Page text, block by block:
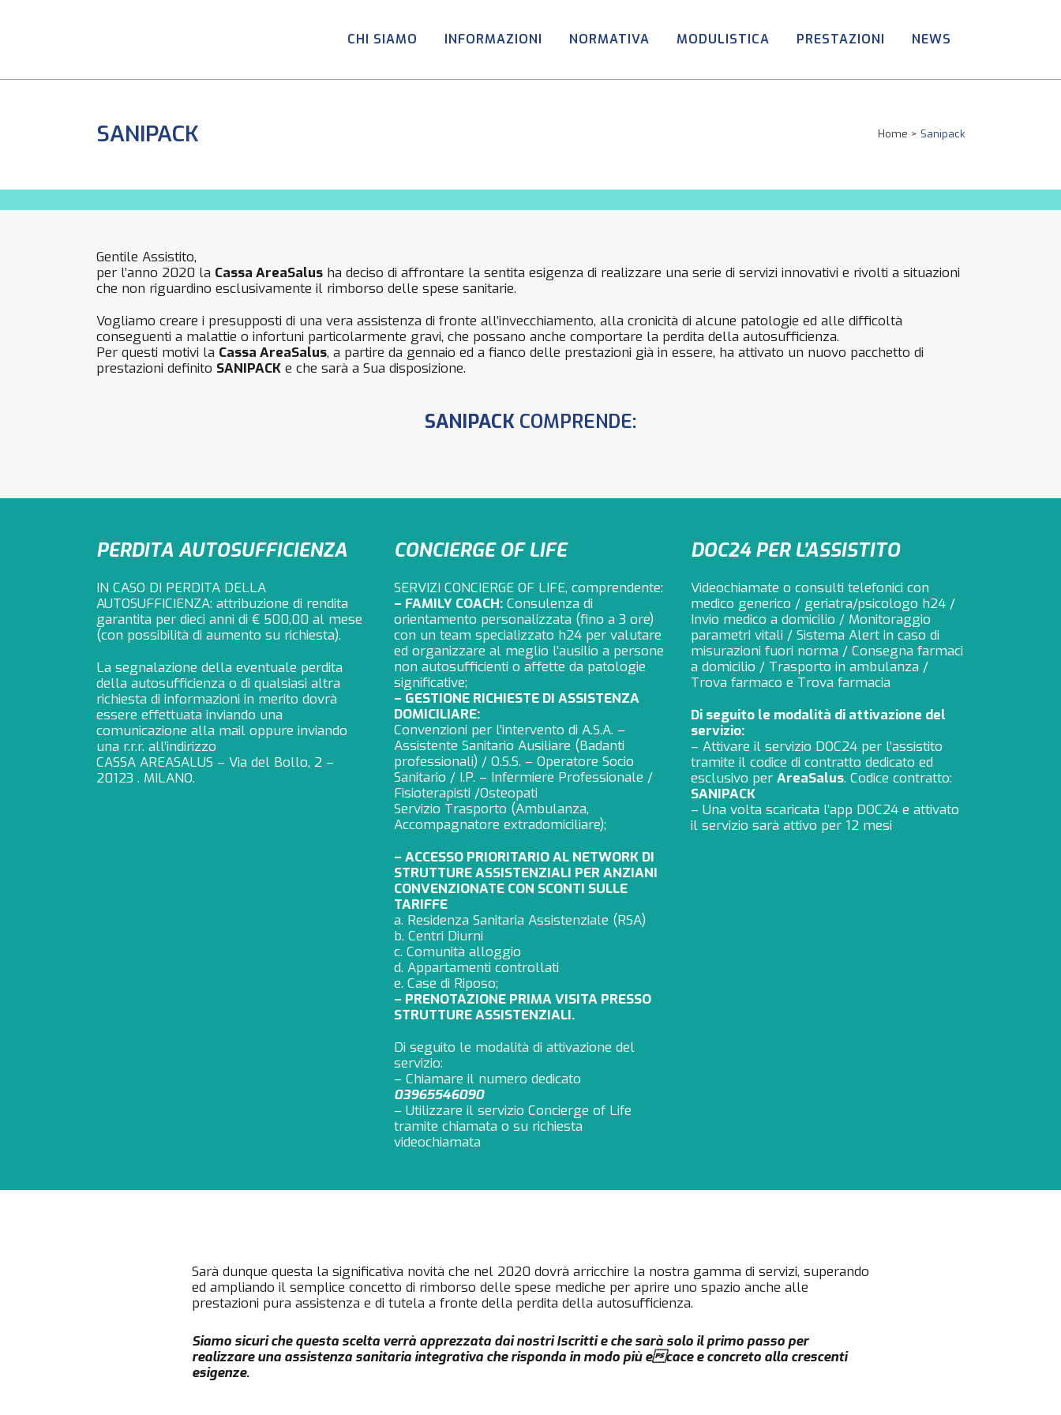
CHI SIAMO INFORMAZIONI NORMATIVA MODULISTICA PRESTAZIONI NEWS
SANIPACK Home > Sanipack
Gentile Assistito,
per l’anno 2020 la Cassa AreaSalus ha deciso di affrontare la sentita esigenza di realizzare una serie di servizi innovativi e rivolti a situazioni
che non riguardino esclusivamente il rimborso delle spese sanitarie.
Vogliamo creare i presupposti di una vera assistenza di fronte all’invecchiamento, alla cronicità di alcune patologie ed alle difficoltà
conseguenti a malattie o infortuni particolarmente gravi, che possano anche comportare la perdita della autosufficienza.
Per questi motivi la Cassa AreaSalus, a partire da gennaio ed a fianco delle prestazioni già in essere, ha attivato un nuovo pacchetto di
prestazioni definito SANIPACK e che sarà a Sua disposizione.
SANIPACK COMPRENDE:
PERDITA AUTOSUFFICIENZA
IN CASO DI PERDITA DELLA
AUTOSUFFICIENZA: attribuzione di rendita
garantita per dieci anni di € 500,00 al mese
(con possibilità di aumento su richiesta).
La segnalazione della eventuale perdita
della autosufficienza o di qualsiasi altra
richiesta di informazioni in merito dovrà
essere effettuata inviando una
comunicazione alla mail oppure inviando
una r.r.r. all’indirizzo
CASSA AREASALUS – Via del Bollo, 2 –
20123 . MILANO.
CONCIERGE OF LIFE
SERVIZI CONCIERGE OF LIFE, comprendente:
– FAMILY COACH:Consulenza di
orientamento personalizzata (fino a 3 ore)
con un team specializzato h24 per valutare
ed organizzare al meglio l’ausilio a persone
non autosufficienti o affette da patologie
significative;
– GESTIONE RICHIESTE DI ASSISTENZA
DOMICILIARE:
Convenzioni per l’intervento di A.S.A. –
Assistente Sanitario Ausiliare (Badanti
professionali) / O.S.S. – Operatore Socio
Sanitario / I.P. – Infermiere Professionale /
Fisioterapisti /Osteopati
Servizio Trasporto (Ambulanza,
Accompagnatore extradomiciliare);
– ACCESSO PRIORITARIO AL NETWORK DI
STRUTTURE ASSISTENZIALI PER ANZIANI
CONVENZIONATE CON SCONTI SULLE
TARIFFE
a. Residenza Sanitaria Assistenziale (RSA)
b. Centri Diurni
c. Comunità alloggio
d. Appartamenti controllati
e. Case di Riposo;
– PRENOTAZIONE PRIMA VISITA PRESSO
STRUTTURE ASSISTENZIALI.
Di seguito le modalità di attivazione del
servizio:
– Chiamare il numero dedicato
03965546090
– Utilizzare il servizio Concierge of Life
tramite chiamata o su richiesta
videochiamata
DOC24 PER L’ASSISTITO
Videochiamate o consulti telefonici con
medico generico / geriatra/psicologo h24 /
Invio medico a domicilio / Monitoraggio
parametri vitali / Sistema Alert in caso di
misurazioni fuori norma / Consegna farmaci
a domicilio / Trasporto in ambulanza /
Trova farmaco e Trova farmacia
Di seguito le modalità di attivazione del
servizio:
– Attivare il servizio DOC24 per l’assistito
tramite il codice di contratto dedicato ed
esclusivo perAreaSalus. Codice contratto:
SANIPACK
– Una volta scaricata l’app DOC24 e attivato
il servizio sarà attivo per 12 mesi
Sarà dunque questa la significativa novità che nel 2020 dovrà arricchire la nostra gamma di servizi, superando
ed ampliando il semplice concetto di rimborso delle spese mediche per aprire uno spazio anche alle
prestazioni pura assistenza e di tutela a fronte della perdita della autosufficienza.
Siamo sicuri che questa scelta verrà apprezzata dai nostri Iscritti e che sarà solo il primo passo per
realizzare una assistenza sanitaria integrativa che risponda in modo più ecace e concreto alla crescenti
esigenze.